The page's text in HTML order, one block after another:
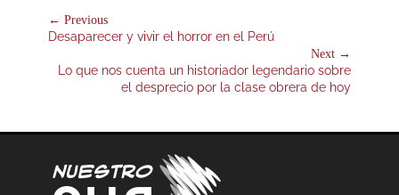
Navegación
de
entradas
← Previous
Previous
Desaparecer y vivir el horror en el Perú
Next →
NextLo que nos cuenta un historiador legendario sobre
el desprecio por la clase obrera de hoy